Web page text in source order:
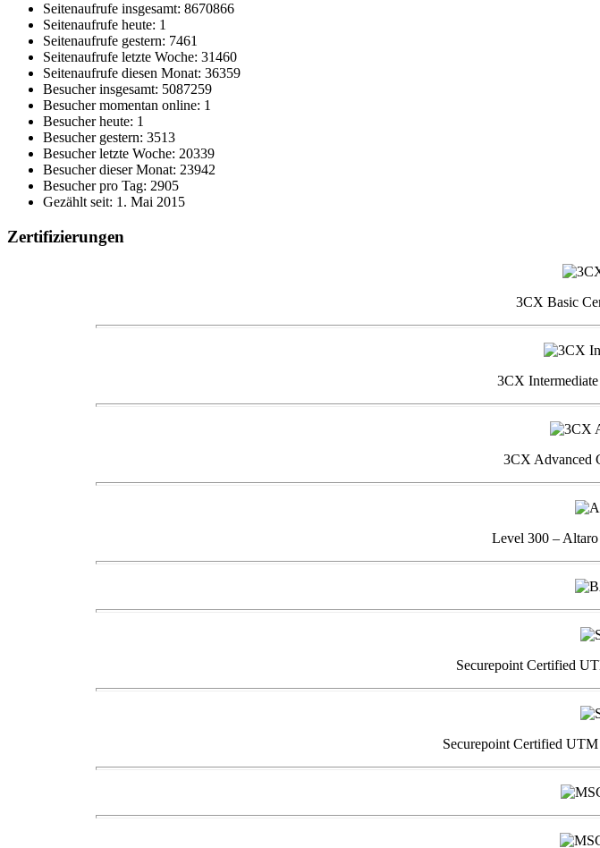
Seitenaufrufe insgesamt: 8670866
Seitenaufrufe heute: 1
Seitenaufrufe gestern: 7461
Seitenaufrufe letzte Woche: 31460
Seitenaufrufe diesen Monat: 36359
Besucher insgesamt: 5087259
Besucher momentan online: 1
Besucher heute: 1
Besucher gestern: 3513
Besucher letzte Woche: 20339
Besucher dieser Monat: 23942
Besucher pro Tag: 2905
Gezählt seit: 1. Mai 2015
Zertifizierungen
3CX Basic
3CX
3CX Advanced
Level 300 –
Securepoint Certified
Securepoint Certified